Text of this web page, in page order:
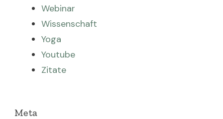
Webinar
Wissenschaft
Yoga
Youtube
Zitate
Meta